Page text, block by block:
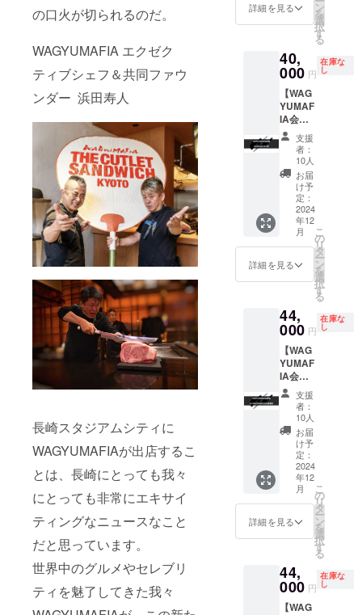
の口火が切られるのだ。
WAGYUMAFIA エクゼク
ティブシェフ＆共同ファウ
ンダー 浜田寿人
長崎スタジアムシティに
WAGYUMAFIAが出店するこ
とは、長崎にとっても我々
にとっても非常にエキサイ
ティングなニュースなこと
だと思っています。
世界中のグルメやセレブリ
ティを魅了してきた我々
営業日
に準じ
ランの
譲渡は
不可で
す
予約時
し致し
ます。
※WAGY
UMAFI
A会員専
用
Facebo
okグ
ループ
へのご
招待 ※
有効期
限 2025
年12月
末日ま
利用い
ただけ
営業日
に準じ
ます。
※支援プ
ランの
譲渡は
不可で
す。
す。 ※
本人様
へのお
みにな
りま
す。 ※
会員権
のお渡
しは
WAGYU
MAFIA
店舗、
初回ご
予約時
のお食
事の際
にお渡
UMAFI
A会員専
用
Facebo
okグ
ループ
へのご
招待 ※
有効期
限 2025
年12月
末日ま
で ※ご
利用い
ただけ
店舗の
営業日
※支援プ
ランの
譲渡は
会員店
舗共通
SUSHI
MAFIA1
回お食
事券
※SUSHI
MAFIA
のご提
供は赤
SUSHI
MAFIA
、長崎
SUSHI
MAFIA
のみと
なりま
す。 ※
本人様
へのお
みにな
りま
す。 ※
会員権
のお渡
しは
WAGYU
MAFIA
店舗、
初回ご
予約時
のお食
事の際
にお渡
UMAFI
A会員専
用
Facebo
詳細を見る ン
を
選
択
す
る
40,
000 円
在庫な
し
【WAG
YUMAF
IA会員
権
+ULTR
NICHE
著者浜
田、堀
江サイ
ン入
り】
WAGYU
MAFIA
全世界
会員
権。
ULTRA
NICHE
著者浜
田サイ
ン入り1
員権の
お渡し
はご本
人様へ
のお渡
しのみ
になり
ます。
※会員権
MAFIA
店舗、
予約時
支援
者：
10人
お届
け予
定：
2024
年12
月
詳細を見る
こ
の
リ
タ
ー
ン
を
選
択
す
る
44,
000 円
在庫な
し
【WAG
YUMAF
IA会員
権
+ULTR
CHAMP
ON食事
券】
WAGYU
MAFIA
全世界
会員店
舗共通
会員
CHAMP
ON1杯
お食事
券
支援
者：
10人
お届
け予
定：
2024
年12
月
詳細を見る
こ
の
リ
タ
ー
ン
を
選
択
す
る
44,
000 円
在庫な
し
【WAG